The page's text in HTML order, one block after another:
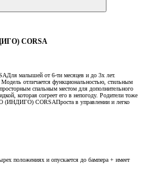
CORSA
Для малышей от 6-ти месяцев и до 3х лет.
отличается функциональностью, стильным
спальным местом для дополнительного
которая согреет его в непогоду. Родители тоже
(ИНДИГО) CORSAПроста в управлении и легко
положениях и опускается до бампера + имеет